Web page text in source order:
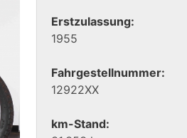
Erstzulassung:
1955
Fahrgestellnummer:
12922XX
km-Stand: